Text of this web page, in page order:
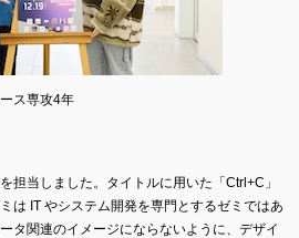
ス専攻4年
担当しました。タイトルに用いた「Ctrl+C」
は IT やシステム開発を専門とするゼミではあ
タ関連のイメージにならないように、デザイ